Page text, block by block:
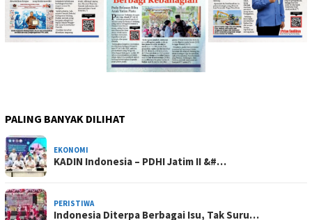
PALING BANYAK DILIHAT
EKONOMI
KADIN Indonesia – PDHI Jatim II &#…
PERISTIWA
Indonesia Diterpa Berbagai Isu, Tak Suru…